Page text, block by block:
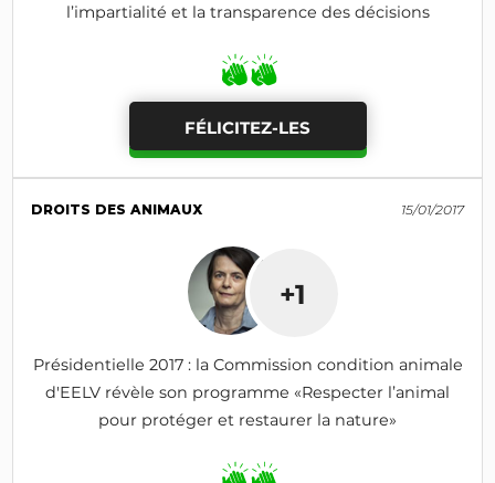
l’impartialité et la transparence des décisions
FÉLICITEZ-LES
DROITS DES ANIMAUX 15/01/2017
+1
Présidentielle 2017 : la Commission condition animale
d'EELV révèle son programme «Respecter l’animal
pour protéger et restaurer la nature»